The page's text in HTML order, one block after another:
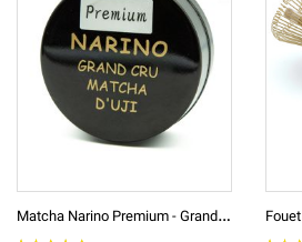
M
Atcha Narino Premium - Grand Cru Thé Vert Japonais Broyé En Poudre